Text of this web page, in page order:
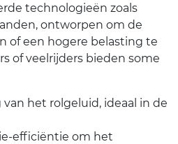
technologieën zoals
ontworpen om de
of een hogere belasting te
of veelrijders bieden some
het rolgeluid, ideaal in de
efficiëntie om het